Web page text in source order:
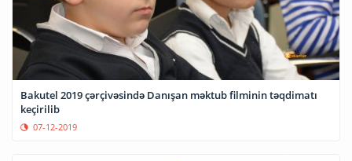
Bakutel 2019 çərçivəsində Danışan məktub filminin təqdimatı
keçirilib
07-12-2019